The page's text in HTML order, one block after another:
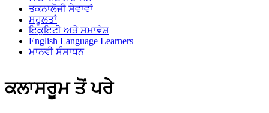
ਤਕਨਾਲੋਜੀ ਸੇਵਾਵਾਂ
ਸਹੂਲਤਾਂ
ਇਕੁਇਟੀ ਅਤੇ ਸਮਾਵੇਸ਼
English Language Learners
ਮਾਨਵੀ ਸੰਸਾਧਨ
ਕਲਾਸਰੂਮ ਤੋਂ ਪਰੇ